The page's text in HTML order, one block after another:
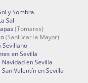
y Sombra
Sal
(Tomares)
(Sanlúcar la Mayor)
Sevillano
en Sevilla
Navidad en Sevilla
Valentín en Sevilla